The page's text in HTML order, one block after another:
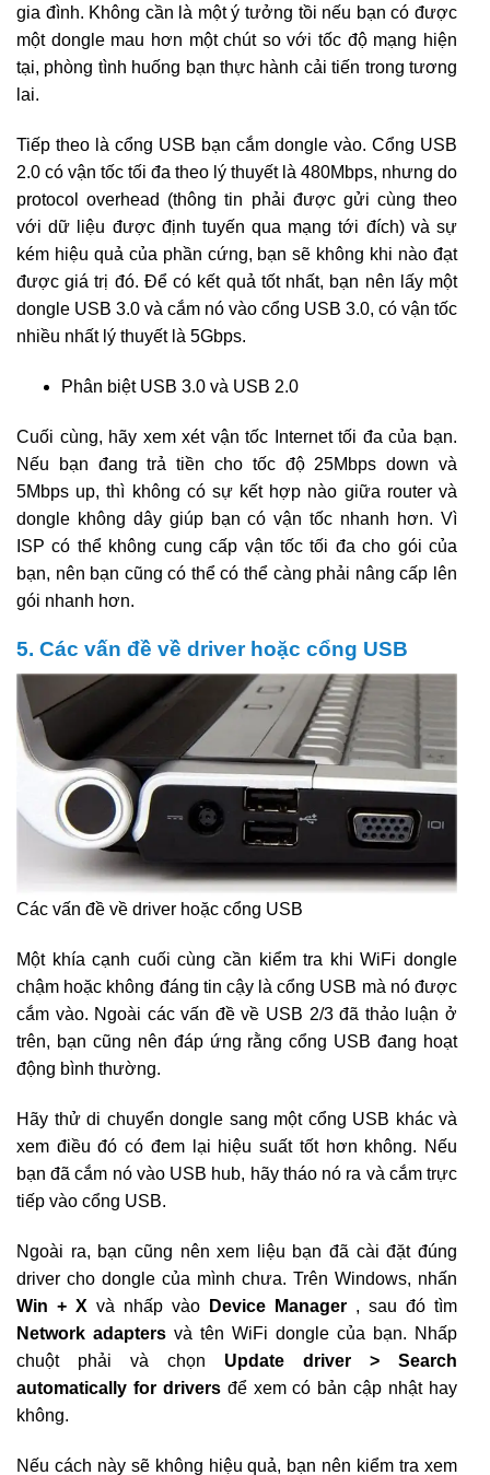
gia đình. Không cần là một ý tưởng tồi nếu bạn có được
một dongle mau hơn một chút so với tốc độ mạng hiện
tại, phòng tình huống bạn thực hành cải tiến trong tương
lai.
Tiếp theo là cổng USB bạn cắm dongle vào. Cổng USB
2.0 có vận tốc tối đa theo lý thuyết là 480Mbps, nhưng do
protocol overhead (thông tin phải được gửi cùng theo
với dữ liệu được định tuyến qua mạng tới đích) và sự
kém hiệu quả của phần cứng, bạn sẽ không khi nào đạt
được giá trị đó. Để có kết quả tốt nhất, bạn nên lấy một
dongle USB 3.0 và cắm nó vào cổng USB 3.0, có vận tốc
nhiều nhất lý thuyết là 5Gbps.
Phân biệt USB 3.0 và USB 2.0
Cuối cùng, hãy xem xét vận tốc Internet tối đa của bạn.
Nếu bạn đang trả tiền cho tốc độ 25Mbps down và
5Mbps up, thì không có sự kết hợp nào giữa router và
dongle không dây giúp bạn có vận tốc nhanh hơn. Vì
ISP có thể không cung cấp vận tốc tối đa cho gói của
bạn, nên bạn cũng có thể có thể càng phải nâng cấp lên
gói nhanh hơn.
5. Các vấn đề về driver hoặc cổng USB
Các vấn đề về driver hoặc cổng USB
Một khía cạnh cuối cùng cần kiểm tra khi WiFi dongle
chậm hoặc không đáng tin cậy là cổng USB mà nó được
cắm vào. Ngoài các vấn đề về USB 2/3 đã thảo luận ở
trên, bạn cũng nên đáp ứng rằng cổng USB đang hoạt
động bình thường.
Hãy thử di chuyển dongle sang một cổng USB khác và
xem điều đó có đem lại hiệu suất tốt hơn không. Nếu
bạn đã cắm nó vào USB hub, hãy tháo nó ra và cắm trực
tiếp vào cổng USB.
Ngoài ra, bạn cũng nên xem liệu bạn đã cài đặt đúng
driver cho dongle của mình chưa. Trên Windows, nhấn
Win + X và nhấp vào Device Manager , sau đó tìm
Network adapters và tên WiFi dongle của bạn. Nhấp
chuột phải và chọn Update driver > Search
automatically for drivers để xem có bản cập nhật hay
không.
Nếu cách này sẽ không hiệu quả, bạn nên kiểm tra xem